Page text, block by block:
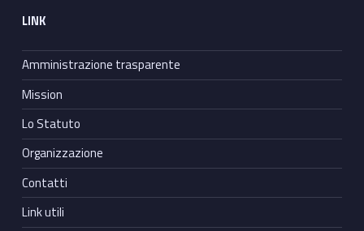
LINK
Amministrazione trasparente
Mission
Lo Statuto
Organizzazione
Contatti
Link utili